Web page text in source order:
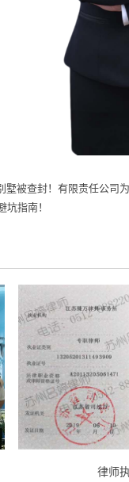
被查封！有限责任公司为
指南！
律师